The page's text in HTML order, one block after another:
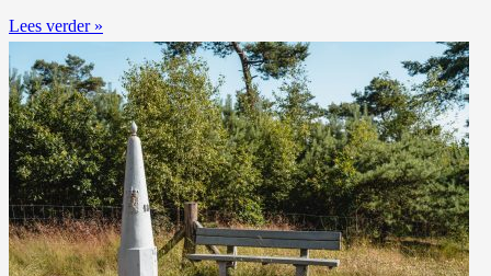
Lees verder »